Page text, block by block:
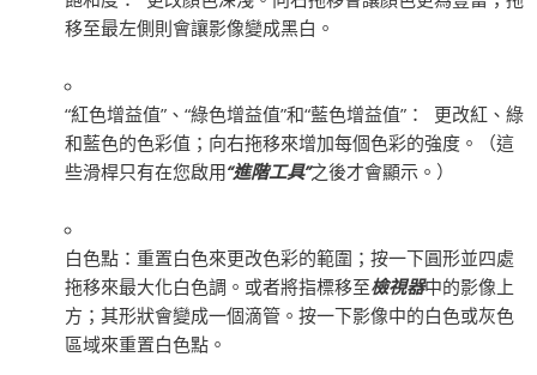
移至最左側則會讓影像變成黑白。
“紅色增益值”、“綠色增益值”和“藍色增益值”： 更改紅、綠
和藍色的色彩值；向右拖移來增加每個色彩的強度。（這
些滑桿只有在您啟用“進階工具”之後才會顯示。）
白色點： 重置白色來更改色彩的範圍；按一下圓形並四處
拖移來最大化白色調。或者將指標移至檢視器中的影像上
方；其形狀會變成一個滴管。按一下影像中的白色或灰色
區域來重置白色點。